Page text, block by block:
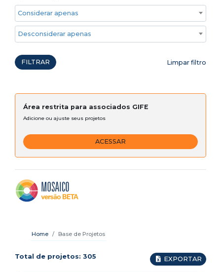
Considerar apenas ações emergenciais
Desconsiderar apenas ações emergenciais
FILTRAR Limpar filtro
Área restrita para associados GIFE
Adicione ou ajuste seus projetos
ACESSAR
Home Base de Projetos
Total de projetos: 305 EXPORTAR